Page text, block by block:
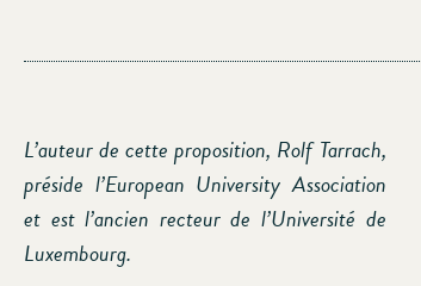
L’auteur de cette proposition, Rolf Tarrach,
préside l’European University Association
et est l’ancien recteur de l’Université de
Luxembourg.